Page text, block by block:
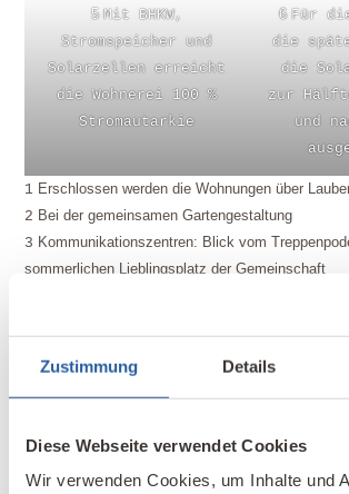
Zustimmung Details
Diese Webseite verwendet Cookies
Wir verwenden Cookies, um Inhalte und
5 Mit BHKW,
Stromspeicher und
Solarzellen erreicht
die Wohnerei 100 %
Stromautarkie
6Für
die
die
zur
und
1 Erschlossen werden die Wohnungen über
2 Bei der gemeinsamen Gartengestaltung
3 Kommunikationszentren: Blick vom
sommerlichen Lieblingsplatz der Gemeinschaft
Mit BHKW, Stromspeicher und Solarzellen
Für die frühe und die späte Sonne sind die
nach Osten und nach Westen ausgerichtet
Gesunde Materialien
„Wo möglich und finanziell vertretbar,